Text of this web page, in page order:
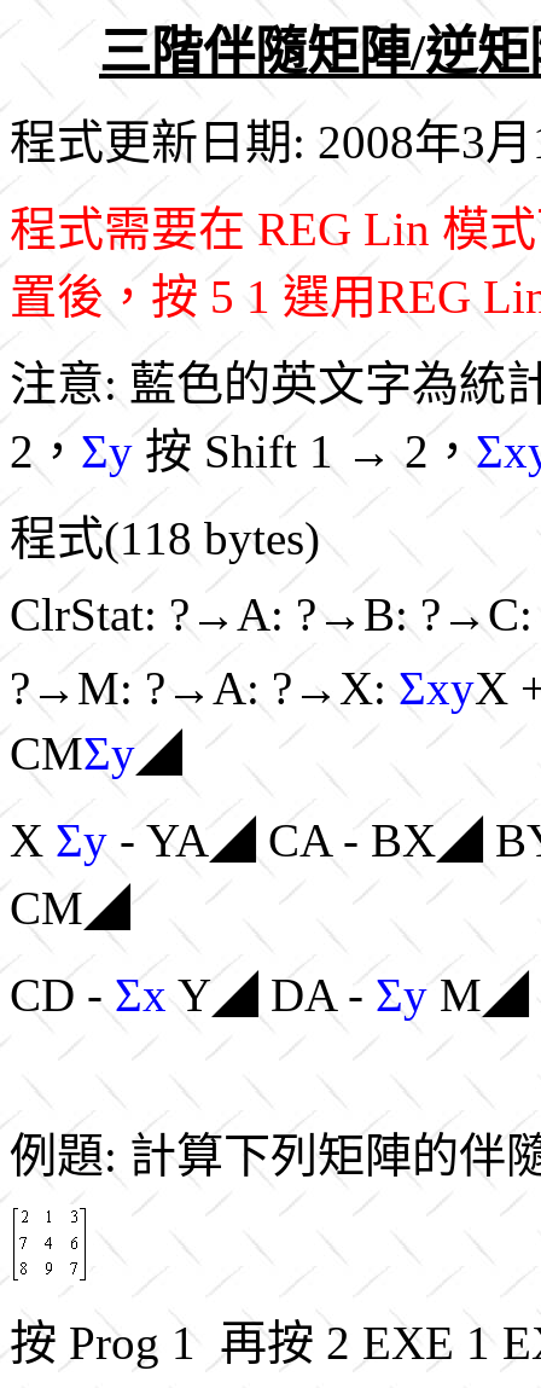
三階伴隨矩陣/逆
程式更新日期: 2008年3
程式需要在 REG Lin 模
置後，按 5 1 選用REG
注意: 藍色的英文字為統
2， Σy 按 Shift 1 → 2，
程式(118 bytes)
ClrStat: ?→A: ?→B:
?→M: ?→A: ?→X: ΣxyX
CMΣy◢
X Σy - YA◢ CA - BX◢
CM◢
CD - Σx Y◢ DA - Σy M◢
例題: 計算下列矩陣的伴
按 Prog 1 再按 2 EXE 1